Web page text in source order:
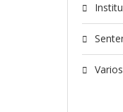
Varios